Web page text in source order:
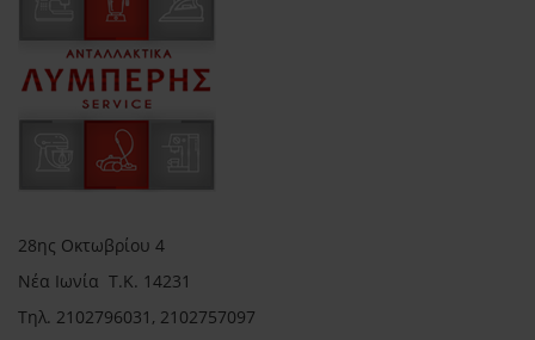
28ης Οκτωβρίου 4
Νέα Ιωνία Τ.Κ. 14231
Τηλ. 2102796031, 2102757097